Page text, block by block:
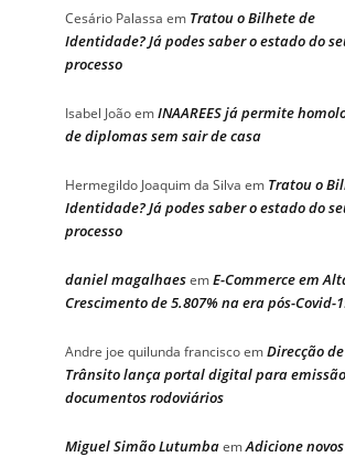
Cesário Palassa em Tratou o Bilhete de
Identidade? Já podes saber o estado do
processo
Isabel JoãoemINAAREES já permite
de diplomas sem sair de casa
Hermegildo Joaquim da Silva em Tratou o
Identidade? Já podes saber o estado do
processo
daniel magalhaesemE-Commerce em
Crescimento de 5.807% na era pós-Covid-
Andre joe quilunda franciscoemDirecção de
Trânsito lança portal digital para
documentos rodoviários
Miguel Simão LutumbaemAdicione